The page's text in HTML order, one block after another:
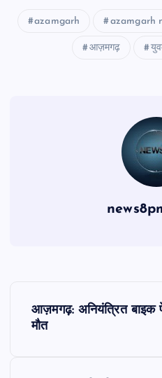
azamgarh azamgarh
आज़मगढ़
आज़मगढ़: अनियंत्रित
मौत